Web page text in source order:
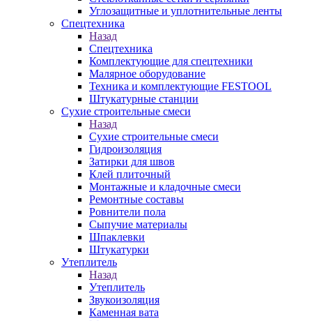
Углозащитные и уплотнительные ленты
Спецтехника
Назад
Спецтехника
Комплектующие для спецтехники
Малярное оборудование
Техника и комплектующие FESTOOL
Штукатурные станции
Сухие строительные смеси
Назад
Сухие строительные смеси
Гидроизоляция
Затирки для швов
Клей плиточный
Монтажные и кладочные смеси
Ремонтные составы
Ровнители пола
Сыпучие материалы
Шпаклевки
Штукатурки
Утеплитель
Назад
Утеплитель
Звукоизоляция
Каменная вата